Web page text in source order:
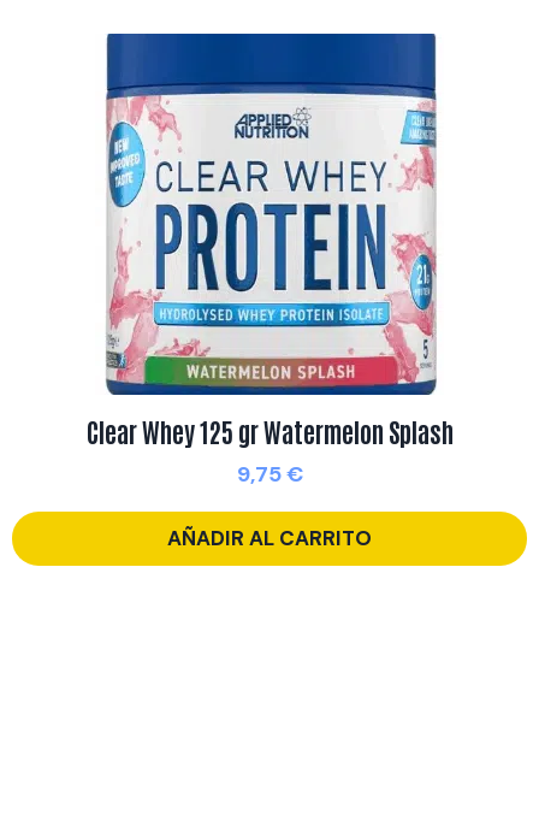
Clear Whey 125 gr Watermelon Splash
9,75€
AÑADIR AL CARRITO